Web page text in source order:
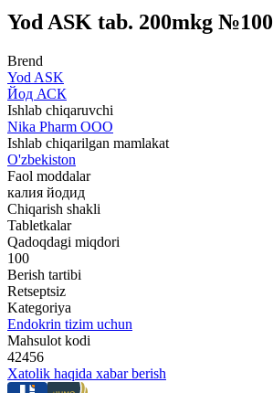
Yod ASK tab. 200mkg №100
Brend
Yod ASK
Йод АСК
Ishlab chiqaruvchi
Nika Pharm ООО
Ishlab chiqarilgan mamlakat
O'zbekiston
Faol moddalar
калия йодид
Chiqarish shakli
Tabletkalar
Qadoqdagi miqdori
100
Berish tartibi
Retseptsiz
Kategoriya
Endokrin tizim uchun
Mahsulot kodi
42456
Xatolik haqida xabar berish